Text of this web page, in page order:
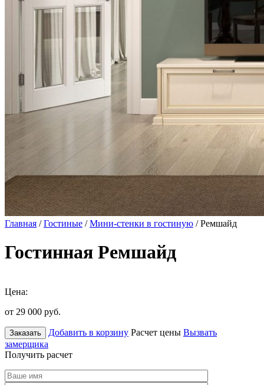
Главная /Гостиные /Мини-стенки в гостиную / Ремшайд
Гостинная Ремшайд
Цена:
от 29 000 руб.
Заказать Добавить в корзину Расчет цены Вызвать
замерщика
Получить расчет